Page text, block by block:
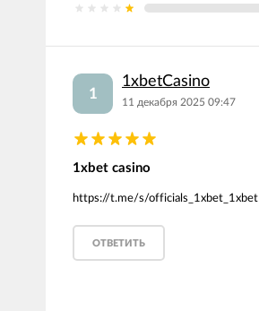
1
1xbetCasino
11 декабря 2025 09:47
1xbet casino
https://t.me/s/officials_1xbet_1xbet
ОТВЕТИТЬ